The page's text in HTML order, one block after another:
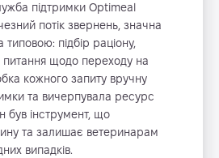
підтримки Optimeal
потік звернень, значна
типовою: підбір раціону,
питання щодо переходу на
кожного запиту вручну
та вичерпувала ресурс
був інструмент, що
та залишає ветеринарам
випадків.